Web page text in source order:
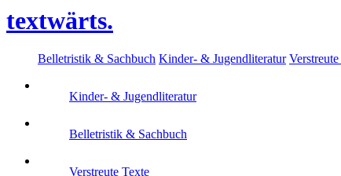
textwärts.
Belletristik & Sachbuch Kinder- & Jugendliteratur
Kinder- & Jugendliteratur
Belletristik & Sachbuch
Verstreute Texte